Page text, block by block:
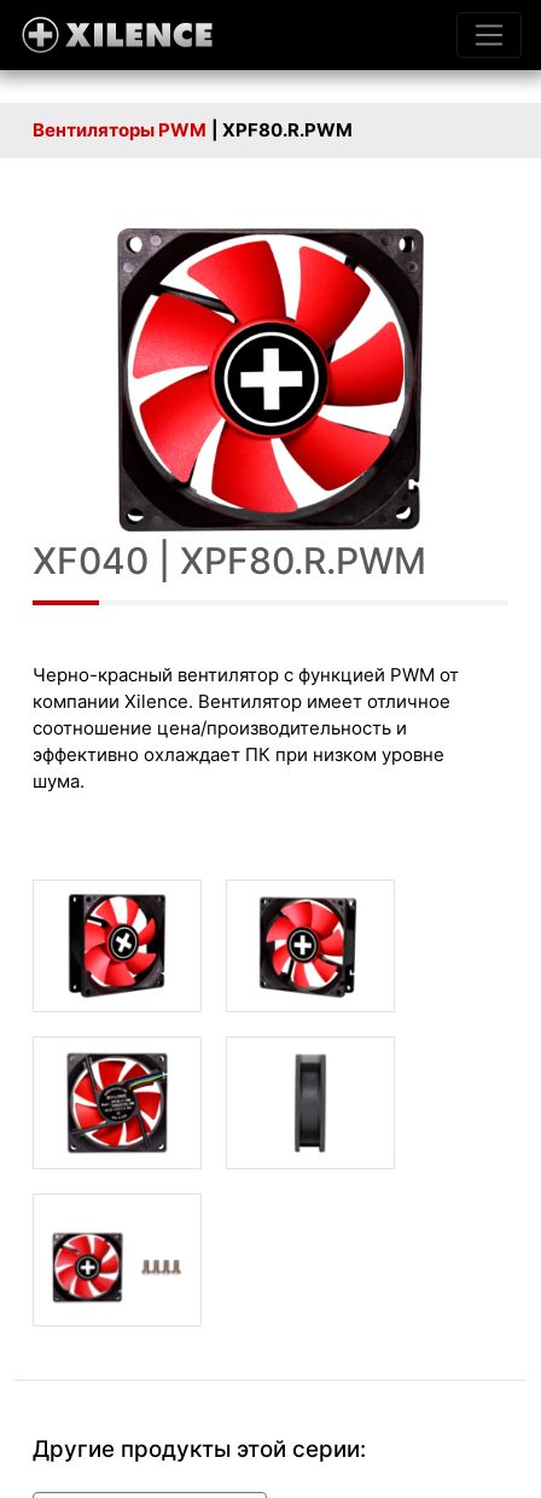
Вентиляторы PWM | XPF80.R.PWM
XF040 | XPF80.R.PWM
Черно-красный вентилятор с функцией PWM от
компании Xilence. Вентилятор имеет отличное
соотношение цена/производительность и
эффективно охлаждает ПК при низком уровне
шума.
Другие продукты этой серии: